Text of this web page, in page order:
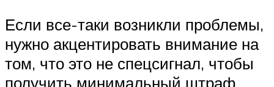
Если все-таки возникли проблемы,
нужно акцентировать внимание на
том, что это не спецсигнал, чтобы
получить минимальный штраф.